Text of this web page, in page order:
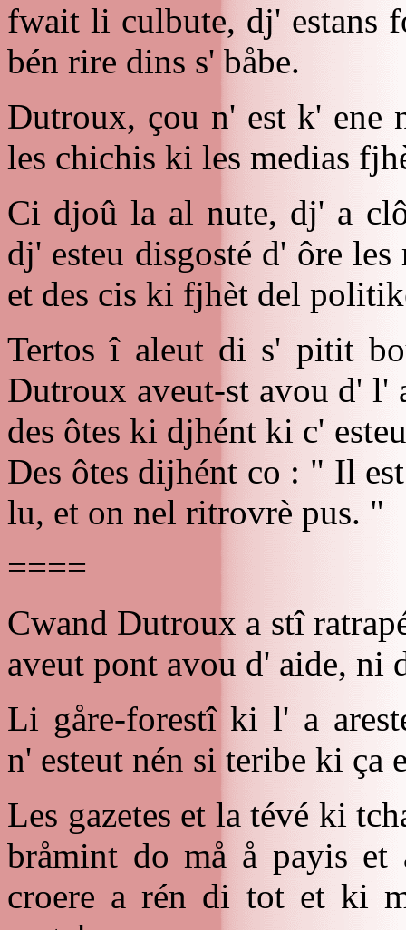
fwait li culbute, dj' estans
bén rire dins s' båbe.
Dutroux, çou n' est k' ene
les chichis ki les medias
Ci djoû la al nute, dj' a
dj' esteu disgosté d' ôre les
et des cis ki fjhèt del
Tertos î aleut di s' pitit
Dutroux aveut-st avou d' l'
des ôtes ki djhént ki c'
Des ôtes dijhént co : " Il
lu, et on nel ritrovrè pus. "
====
Cwand Dutroux a stî
aveut pont avou d' aide, ni
Li gåre-forestî ki l' a
n' esteut nén si teribe ki ça
Les gazetes et la tévé ki
bråmint do må å payis
croere a rén di tot et ki